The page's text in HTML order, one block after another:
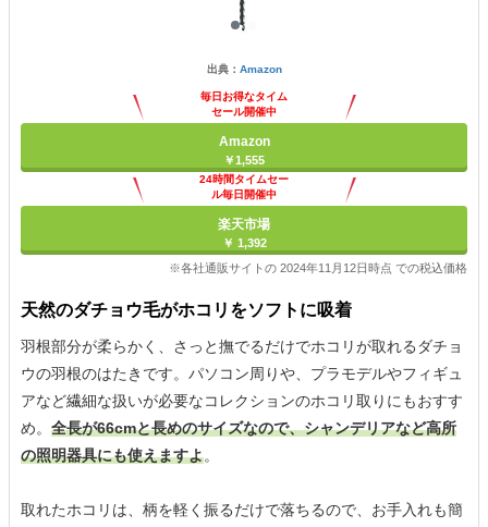
出典： Amazon
毎日お得なタイム
セール開催中
Amazon
￥1,555
24時間タイムセー
ル毎日開催中
楽天市場
￥ 1,392
※各社通販サイトの 2024年11月12日時点 での税込価格
天然のダチョウ毛がホコリをソフトに吸着
羽根部分が柔らかく、さっと撫でるだけでホコリが取れるダチョ
ウの羽根のはたきです。パソコン周りや、プラモデルやフィギュ
アなど繊細な扱いが必要なコレクションのホコリ取りにもおすす
め。 全長が66cmと長めのサイズなので、シャンデリアなど高所
の照明器具にも使えますよ。
取れたホコリは、柄を軽く振るだけで落ちるので、お手入れも簡